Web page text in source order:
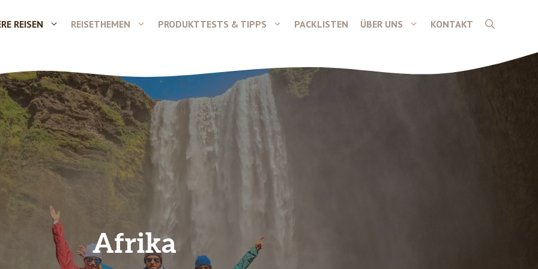
REISEN REISETHEMEN PRODUKTTESTS & TIPPS PACKLISTEN ÜBER UNS KONTAKT
Afrika